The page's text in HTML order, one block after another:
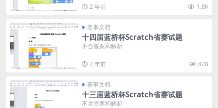
2 年前
1.8K
赛事文档
十四届蓝桥杯Scratch省赛试题
不含答案和解析
2 年前 828
赛事文档
十三届蓝桥杯Scratch省赛试题
不含答案和解析